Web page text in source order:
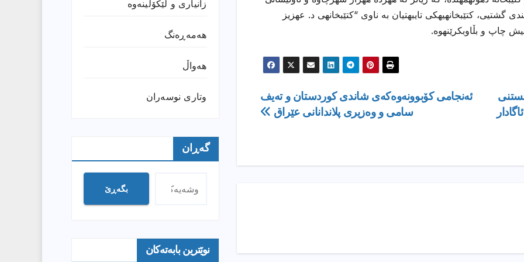
گشتیی، كتێبخانهیهكی تایبهتیان به ناوی “كتێبخانهی د. عهزیز
چاپ و بڵاوبكرێنهوه.
ئه‌نجامی كۆبوونه‌وه‌كه‌ی شاندی كوردستان و ته‌یف
سامی و وه‌زیری پلاندانانی عێراق
زانیارى و لێکۆڵینەوە
هەمەڕەنگ
هەواڵ
وتارى نوسەران
گەڕان
بگەڕێ
نوێترین بابەتەکان